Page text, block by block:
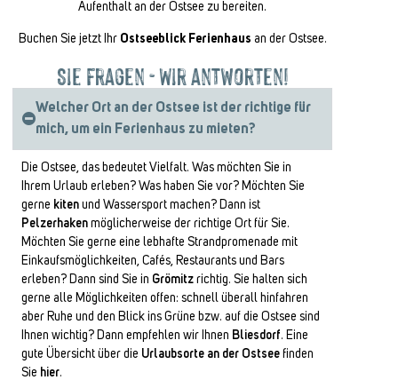
Aufenthalt an der Ostsee zu bereiten.
Buchen Sie jetzt Ihr Ostseeblick Ferienhaus an der Ostsee.
Sie fragen - Wir antworten!
Welcher Ort an der Ostsee ist der richtige für
mich, um ein Ferienhaus zu mieten?
Die Ostsee, das bedeutet Vielfalt. Was möchten Sie in
Ihrem Urlaub erleben? Was haben Sie vor? Möchten Sie
gerne kiten und Wassersport machen? Dann ist
Pelzerhaken möglicherweise der richtige Ort für Sie.
Möchten Sie gerne eine lebhafte Strandpromenade mit
Einkaufsmöglichkeiten, Cafés, Restaurants und Bars
erleben? Dann sind Sie in Grömitz richtig. Sie halten sich
gerne alle Möglichkeiten offen: schnell überall hinfahren
aber Ruhe und den Blick ins Grüne bzw. auf die Ostsee sind
Ihnen wichtig? Dann empfehlen wir Ihnen Bliesdorf. Eine
gute Übersicht über die Urlaubsorte an der Ostsee finden
Sie hier.